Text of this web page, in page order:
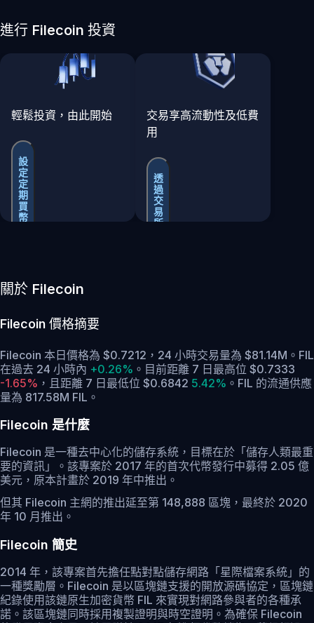
進行 Filecoin 投資
輕鬆投資，由此開始
設
定
定
期
買
幣
交易享高流動性及低費
用
透
過
交
易
所
關於 Filecoin
Filecoin 價格摘要
Filecoin 本日價格為 $0.7212，24 小時交易量為 $81.14M。FIL
在過去 24 小時內 +0.26% 。 目前距離 7 日最高位 $0.7333
-1.65% ， 且距離 7 日最低位 $0.6842 5.42% 。 FIL 的流通供應
量為 817.58M FIL。
Filecoin 是什麼
Filecoin 是一種去中心化的儲存系統，目標在於「儲存人類最重
要的資訊」。該專案於 2017 年的首次代幣發行中募得 2.05 億
美元，原本計畫於 2019 年中推出。
但其 Filecoin 主網的推出延至第 148,888 區塊，最終於 2020
年 10 月推出。
Filecoin 簡史
2014 年，該專案首先擔任點對點儲存網路「星際檔案系統」的
一種獎勵層。Filecoin 是以區塊鏈支援的開放源碼協定，區塊鏈
紀錄使用該鏈原生加密貨幣 FIL 來實現對網路參與者的各種承
諾。該區塊鏈同時採用複製證明與時空證明。為確保 Filecoin